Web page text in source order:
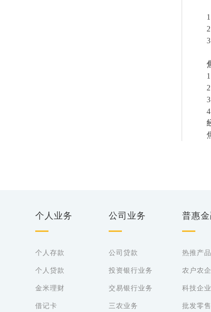
个人业务
个人存款
个人贷款
金米理财
借记卡
公司业务
公司贷款
投资银行业务
交易银行业务
三农业务
普惠金
热推产品
农户农企
科技企业
批发零售